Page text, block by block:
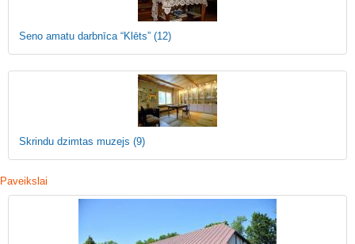
Seno amatu darbnīca “Klēts” (12)
Skrindu dzimtas muzejs (9)
Paveikslai